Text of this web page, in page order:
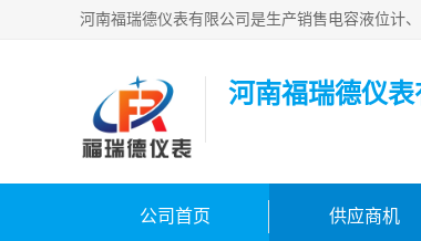
河南福瑞德仪表
公司首页 供应商机